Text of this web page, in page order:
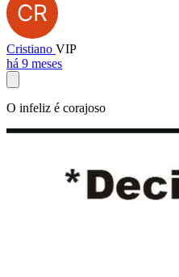
Cristiano VIP
há 9 meses
O infeliz é corajoso